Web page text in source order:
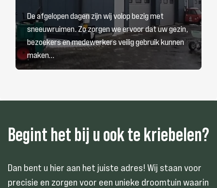
De afgelopen dagen zijn wij volop bezig met
sneeuwruimen. Zo zorgen we ervoor dat uw gezin,
bezoekers en medewerkers veilig gebruik kunnen
maken…
Begint het bij u ook te kriebelen?
Dan bent u hier aan het juiste adres! Wij staan voor
precisie en zorgen voor een unieke droomtuin waarin